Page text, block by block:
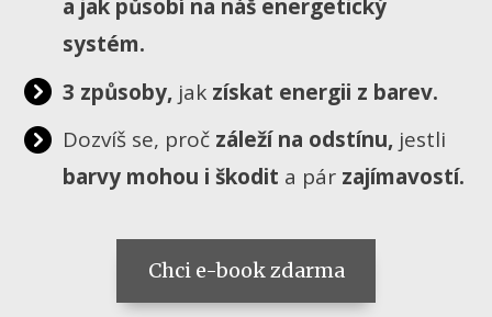
a jak působí na náš energetický
systém.
3 způsoby, jak získat energii z barev.
Dozvíš se, proč záleží na odstínu, jestli
barvy mohou i škodit a pár zajímavostí.
Chci e-book zdarma